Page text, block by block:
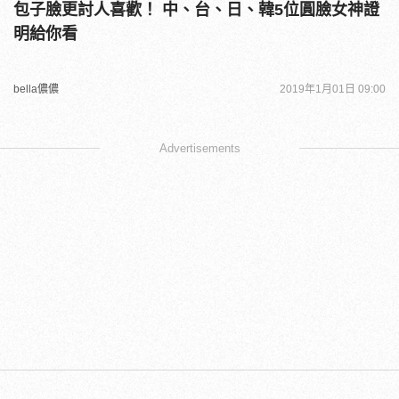
包子臉更討人喜歡！ 中、台、日、韓5位圓臉女神證
明給你看
bella儂儂 2019年1月01日 09:00
Advertisements